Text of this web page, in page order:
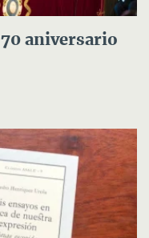
aniversario